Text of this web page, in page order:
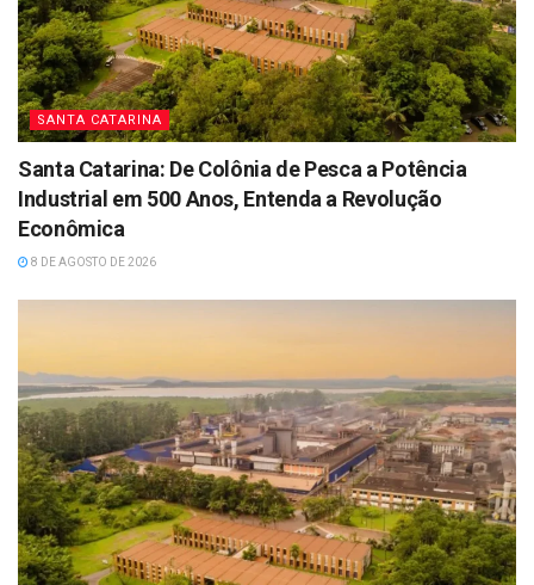
SANTA CATARINA
Santa Catarina: De Colônia de Pesca a Potência
Industrial em 500 Anos, Entenda a Revolução
Econômica
8 DE AGOSTO DE 2026